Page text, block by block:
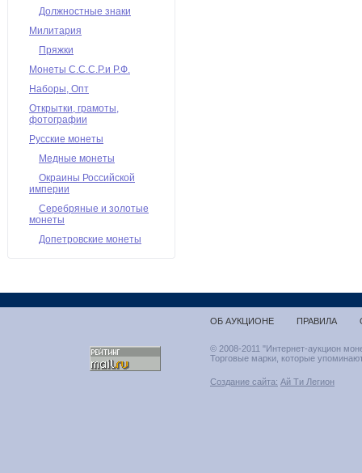
Должностные знаки
Милитария
Пряжки
Монеты С.С.С.Р.и Р.Ф.
Наборы, Опт
Открытки, грамоты,
фотографии
Русские монеты
Медные монеты
Окраины Российской
империи
Серебряные и золотые
монеты
Допетровские монеты
ОБ АУКЦИОНЕ ПРАВИЛА
© 2008-2011 "Интернет-аукцион
Торговые марки, которые
Создание сайта: Ай Ти Легион